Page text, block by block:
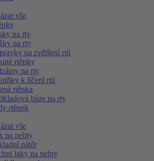
vše
na rty
na rty
na zvětšení rtů
rtěnky
na rty
k líčení rtů
rtěnka
báze na rty
rtěnek
vše
na nehty
nátěr
laky na nehty